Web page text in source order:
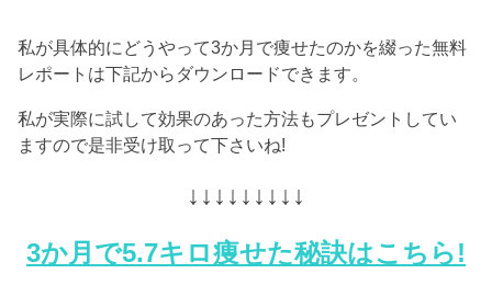
私が具体的にどうやって3か月で痩せたのかを綴った無料
レポートは下記からダウンロードできます。
私が実際に試して効果のあった方法もプレゼントしてい
ますので是非受け取って下さいね!
↓↓↓↓↓↓↓↓↓
3か月で5.7キロ痩せた秘訣はこちら!